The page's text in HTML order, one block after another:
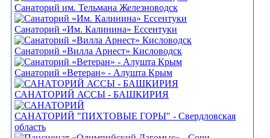
Санаторий им. Тельмана Железноводск
Санаторий «Им. Калинина» Ессентуки
Санаторий «Вилла Арнест» Кисловодск
Санаторий «Ветеран» - Алушта Крым
САНАТОРИЙ АССЫ - БАШКИРИЯ
САНАТОРИЙ "ПИХТОВЫЕ ГОРЫ" - Свердловская
область